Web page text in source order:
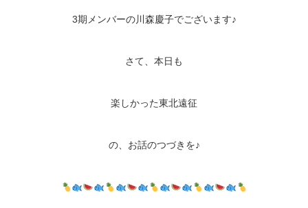
3期メンバーの川森慶子でございます♪
さて、本日も
楽しかった東北遠征
の、お話のつづきを♪